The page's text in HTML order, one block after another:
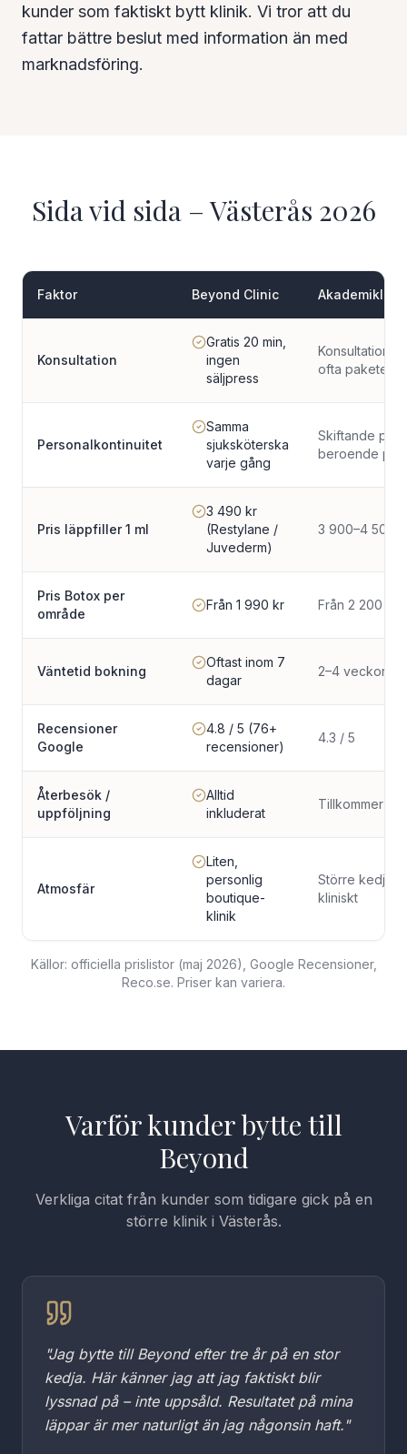
kunder som faktiskt bytt klinik. Vi tror att du
fattar bättre beslut med information än med
marknadsföring.
Sida vid sida – Västerås 2026
Faktor Beyond Clinic
Konsultation
Gratis 20 min,
ingen
säljpress
ofta paketerad
Personalkontinuitet
Samma
sjuksköterska
varje gång
Skiftande
beroende på
Pris läppfiller 1 ml
3 490 kr
(Restylane /
Juvederm)
3 900–4 500
Pris Botox per
område
Från 1 990 kr Från 2 200 kr
Väntetid bokning
Oftast inom 7
dagar
2–4 veckor
Recensioner
Google
4.8 / 5 (76+
recensioner)
4.3 / 5
Återbesök /
uppföljning
Alltid
inkluderat
Tillkommer
Atmosfär
Liten,
personlig
boutique-
klinik
Större kedja,
kliniskt
Källor: officiella prislistor (maj 2026), Google Recensioner,
Reco.se. Priser kan variera.
Varför kunder bytte till
Beyond
Verkliga citat från kunder som tidigare gick på en
större klinik i Västerås.
"Jag bytte till Beyond efter tre år på en stor
kedja. Här känner jag att jag faktiskt blir
lyssnad på – inte uppsåld. Resultatet på mina
läppar är mer naturligt än jag någonsin haft."